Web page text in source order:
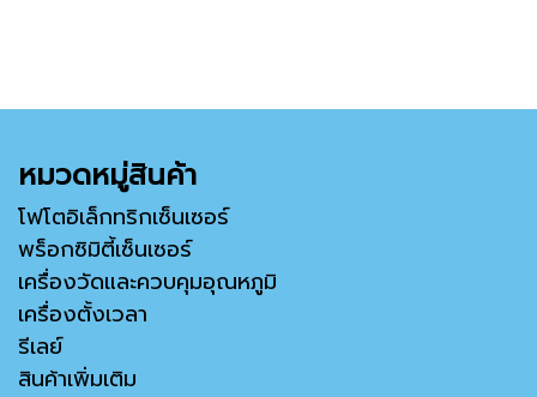
หมวดหมู่สินค้า
โฟโตอิเล็กทริกเซ็นเซอร์
พร็อกซิมิตี้เซ็นเซอร์
เครื่องวัดและควบคุมอุณหภูมิ
เครื่องตั้งเวลา
รีเลย์
สินค้าเพิ่มเติม